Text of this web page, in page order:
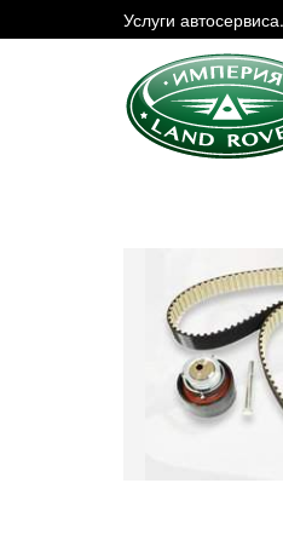
Услуги